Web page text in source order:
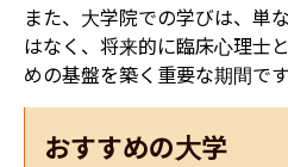
また、大学院での学びは、単
はなく、将来的に臨床心理士
めの基盤を築く重要な期間です
おすすめの大学